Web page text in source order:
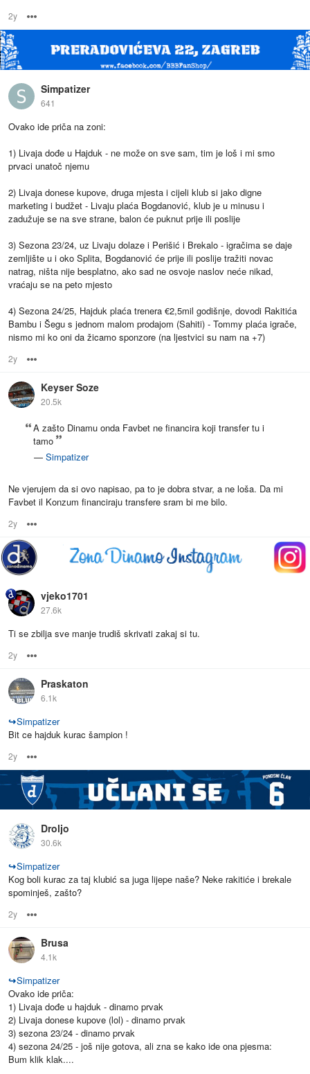
2y
Simpatizer
641
Ovako ide priča na zoni:
1) Livaja dođe u Hajduk - ne može on sve sam, tim je loš i mi smo
prvaci unatoč njemu
2) Livaja donese kupove, druga mjesta i cijeli klub si jako digne
marketing i budžet - Livaju plaća Bogdanović, klub je u minusu i
zadužuje se na sve strane, balon će puknut prije ili poslije
3) Sezona 23/24, uz Livaju dolaze i Perišić i Brekalo - igračima se daje
zemljište u i oko Splita, Bogdanović će prije ili poslije tražiti novac
natrag, ništa nije besplatno, ako sad ne osvoje naslov neće nikad,
vraćaju se na peto mjesto
4) Sezona 24/25, Hajduk plaća trenera €2,5mil godišnje, dovodi Rakitića
Bambu i Šegu s jednom malom prodajom (Sahiti) - Tommy plaća igrače,
nismo mi ko oni da žicamo sponzore (na ljestvici su nam na +7)
2y
Keyser Soze
20.5k
A zašto Dinamu onda Favbet ne financira koji transfer tu i
tamo
— Simpatizer
Ne vjerujem da si ovo napisao, pa to je dobra stvar, a ne loša. Da mi
Favbet il Konzum financiraju transfere sram bi me bilo.
2y
vjeko1701
27.6k
Ti se zbilja sve manje trudiš skrivati zakaj si tu.
2y
Praskaton
6.1k
↪Simpatizer
Bit ce hajduk kurac šampion !
2y
Droljo
30.6k
↪Simpatizer
Kog boli kurac za taj klubić sa juga lijepe naše? Neke rakitiće i brekale
spominješ, zašto?
2y
Brusa
4.1k
↪Simpatizer
Ovako ide priča:
1) Livaja dođe u hajduk - dinamo prvak
2) Livaja donese kupove (lol) - dinamo prvak
3) sezona 23/24 - dinamo prvak
4) sezona 24/25 - još nije gotova, ali zna se kako ide ona pjesma:
Bum klik klak....